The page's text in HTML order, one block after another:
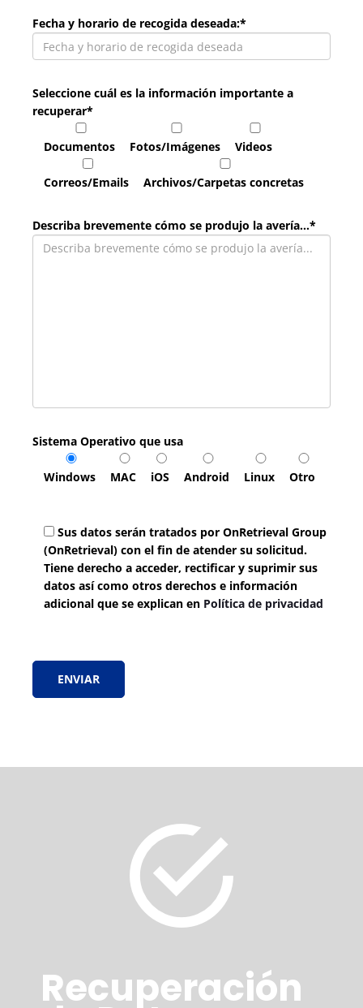
Fecha y horario de recogida deseada:*
Seleccione cuál es la información importante a
recuperar*
Documentos Fotos/Imágenes Videos
Correos/Emails Archivos/Carpetas concretas
Describa brevemente cómo se produjo la avería…*
Sistema Operativo que usa
Windows MAC iOS Android Linux Otro
Sus datos serán tratados por OnRetrieval Group
(OnRetrieval) con el fin de atender su solicitud.
Tiene derecho a acceder, rectificar y suprimir sus
datos así como otros derechos e información
adicional que se explican en Política de privacidad
Recuperación